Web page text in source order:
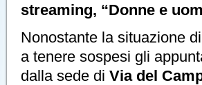
streaming, “Donne e
Nonostante la situazione
a tenere sospesi gli
dalla sede di Via del